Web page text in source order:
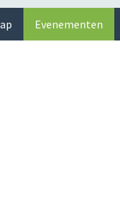
Evenementen